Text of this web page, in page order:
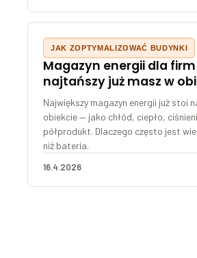
JAK ZOPTYMALIZOWAĆ BUDYNKI
Magazyn energii dla
najtańszy już masz w
Największy magazyn energii już stoi
obiekcie — jako chłód, ciepło,
półprodukt. Dlaczego często jest
niż bateria.
16.4.2026